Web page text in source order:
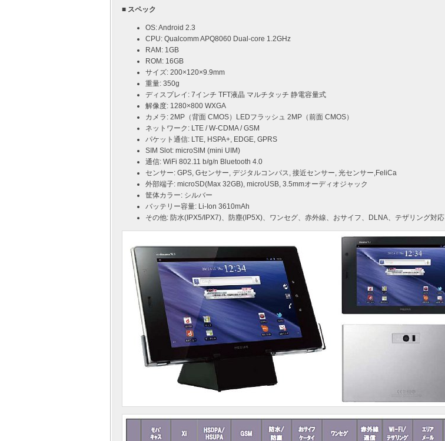
■ スペック
OS: Android 2.3
CPU: Qualcomm APQ8060 Dual-core 1.2GHz
RAM: 1GB
ROM: 16GB
サイズ: 200×120×9.9mm
重量: 350g
ディスプレイ: 7インチ TFT液晶 マルチタッチ 静電容量式
解像度: 1280×800 WXGA
カメラ: 2MP（背面 CMOS）LEDフラッシュ 2MP（前面 CMOS）
ネットワーク: LTE / W-CDMA / GSM
パケット通信: LTE, HSPA+, EDGE, GPRS
SIM Slot: microSIM (mini UIM)
通信: WiFi 802.11 b/g/n Bluetooth 4.0
センサー: GPS, Gセンサー, デジタルコンパス, 接近センサー, 光センサー,FeliCa
外部端子: microSD(Max 32GB), microUSB, 3.5mmオーディオジャック
筐体カラー: シルバー
バッテリー容量: Li-Ion 3610mAh
その他: 防水(IPX5/IPX7)、防塵(IP5X)、ワンセグ、赤外線、おサイフ、DLNA、テザリング対応